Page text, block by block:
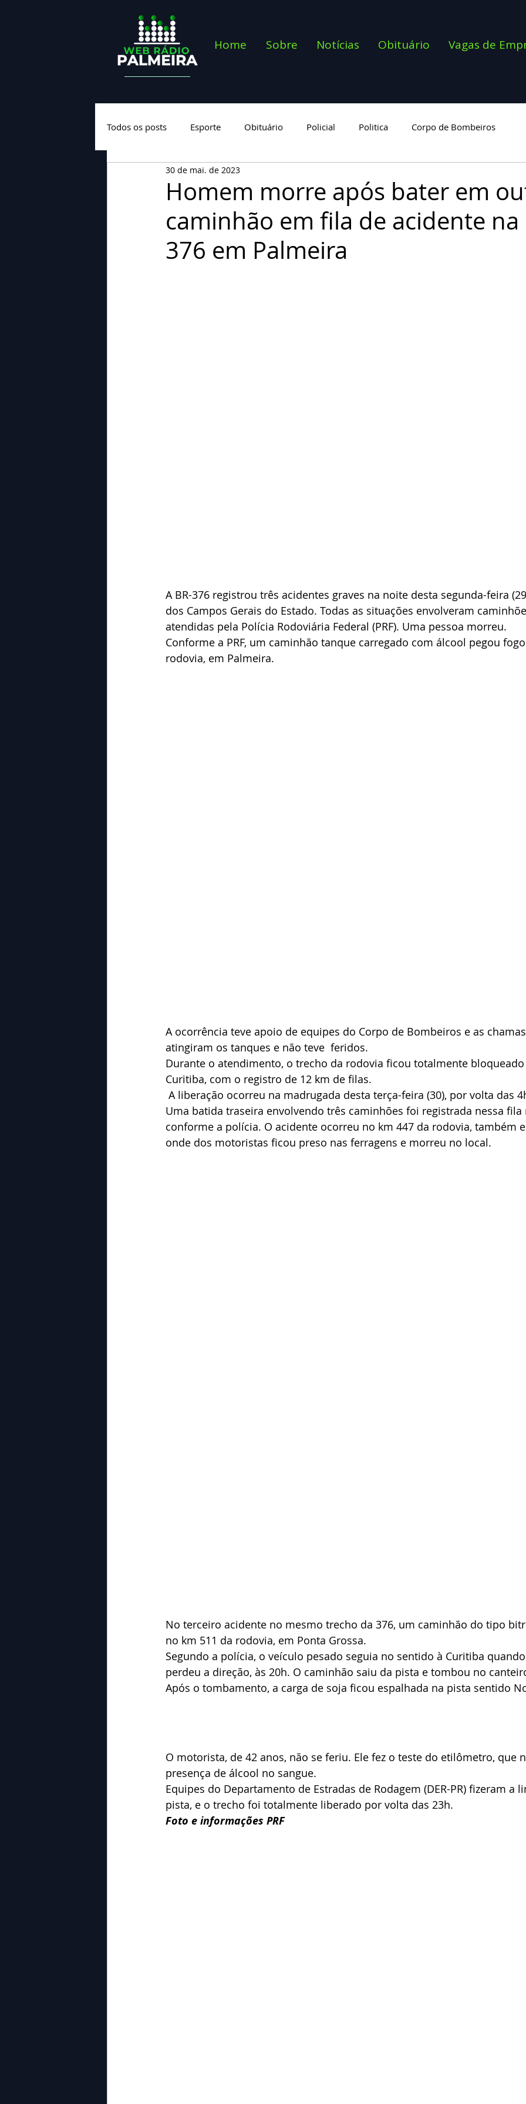
Home Sobre Notícias Obituário Vagas de
Todos os posts Esporte Obituário Policial Politica Corpo de Bombeiros
Geral Nova categoria
Homem morre após bater em
caminhão em fila de acidente na
376 em Palmeira
30 de mai. de 2023
A BR-376 registrou três acidentes graves na noite desta segunda-feira
dos Campos Gerais do Estado. Todas as situações envolveram
atendidas pela Polícia Rodoviária Federal (PRF). Uma pessoa morreu.
Conforme a PRF, um caminhão tanque carregado com álcool pegou
rodovia, em Palmeira.
A ocorrência teve apoio de equipes do Corpo de Bombeiros e as
atingiram os tanques e não teve  feridos.
Durante o atendimento, o trecho da rodovia ficou totalmente
Curitiba, com o registro de 12 km de filas.
A liberação ocorreu na madrugada desta terça-feira (30), por volta das
Uma batida traseira envolvendo três caminhões foi registrada nessa fila
conforme a polícia. O acidente ocorreu no km 447 da rodovia, também
onde dos motoristas ficou preso nas ferragens e morreu no local.
No terceiro acidente no mesmo trecho da 376, um caminhão do tipo
no km 511 da rodovia, em Ponta Grossa.
Segundo a polícia, o veículo pesado seguia no sentido à Curitiba
perdeu a direção, às 20h. O caminhão saiu da pista e tombou no
Após o tombamento, a carga de soja ficou espalhada na pista sentido
O motorista, de 42 anos, não se feriu. Ele fez o teste do etilômetro, que
presença de álcool no sangue.
Equipes do Departamento de Estradas de Rodagem (DER-PR) fizeram a
pista, e o trecho foi totalmente liberado por volta das 23h.
Foto e informações PRF